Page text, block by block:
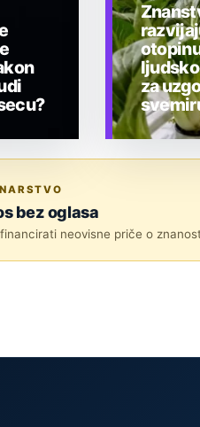
za
bez oglasa
neovisne priče o